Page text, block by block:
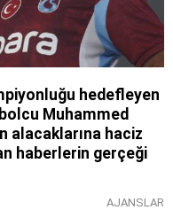
hedefleyen
Muhammed
alacaklarına haciz
haberlerin gerçeği
AJANSLAR